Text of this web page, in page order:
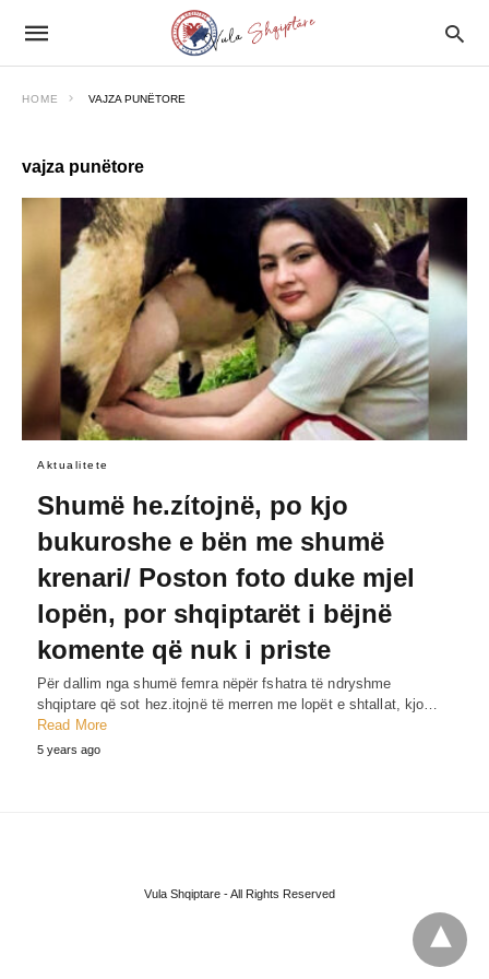
HOME VAJZA PUNËTORE
vajza punëtore
Aktualitete
Shumë he.zίtojnë, po kjo
bukuroshe e bën me shumë
krenari/ Poston foto duke mjel
lopën, por shqiptarët i bëjnë
komente që nuk i priste
Për dallim nga shumë femra nëpër fshatra të ndryshme
shqiptare që sot hez.itojnë të merren me lopët e shtallat, kjo…
Read More
5 years ago
Vula Shqiptare - All Rights Reserved